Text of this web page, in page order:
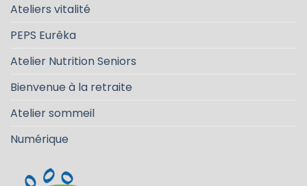
Ateliers vitalité
PEPS Eurêka
Atelier Nutrition Seniors
Bienvenue à la retraite
Atelier sommeil
Numérique